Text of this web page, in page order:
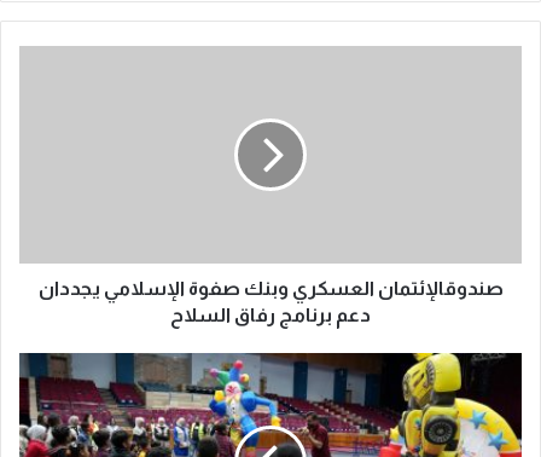
صندوقالإئتمان العسكري وبنك صفوة الإسلامي يجددان
دعم برنامج رفاق السلاح